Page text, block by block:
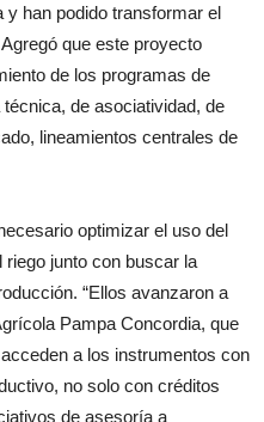
y han podido transformar el
que este proyecto
de los programas de
de asociatividad, de
lineamientos centrales de
optimizar el uso del
riego junto con buscar la
“Ellos avanzaron a
Pampa Concordia, que
a los instrumentos con
no solo con créditos
de asesoría a